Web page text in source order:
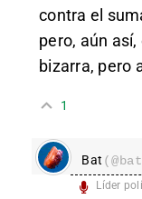
contra el
pero, aún
bizarra, pero
1
Bat
Líder